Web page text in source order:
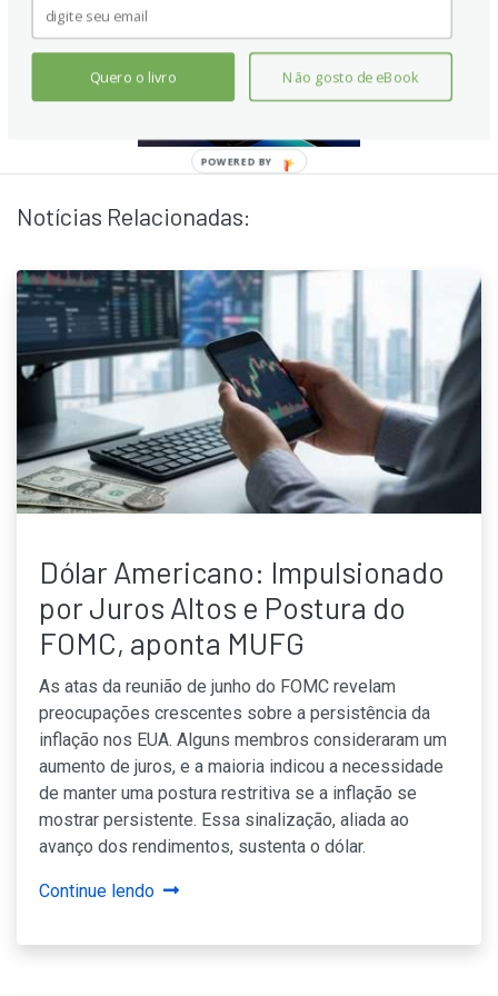
Notícias Relacionadas:
Dólar Americano: Impulsionado
por Juros Altos e Postura do
FOMC, aponta MUFG
As atas da reunião de junho do FOMC revelam
preocupações crescentes sobre a persistência da
inflação nos EUA. Alguns membros consideraram um
aumento de juros, e a maioria indicou a necessidade
de manter uma postura restritiva se a inflação se
mostrar persistente. Essa sinalização, aliada ao
avanço dos rendimentos, sustenta o dólar.
Continue lendo
Quero o livro Não gosto de eBook